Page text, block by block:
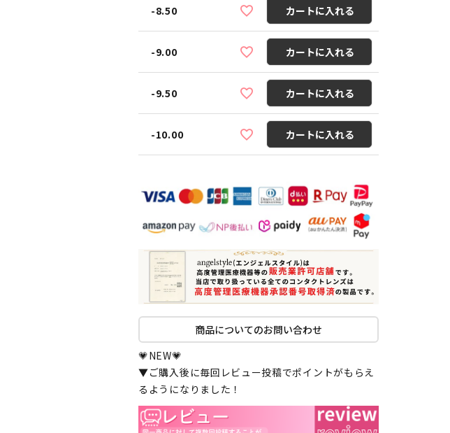
-8.50 カートに入れる
-9.00 カートに入れる
-9.50 カートに入れる
-10.00 カートに入れる
商品についてのお問い合わせ
💗NEW💗
▼ご購入後に毎回レビュー投稿でポイントがもらえ
るようになりました！